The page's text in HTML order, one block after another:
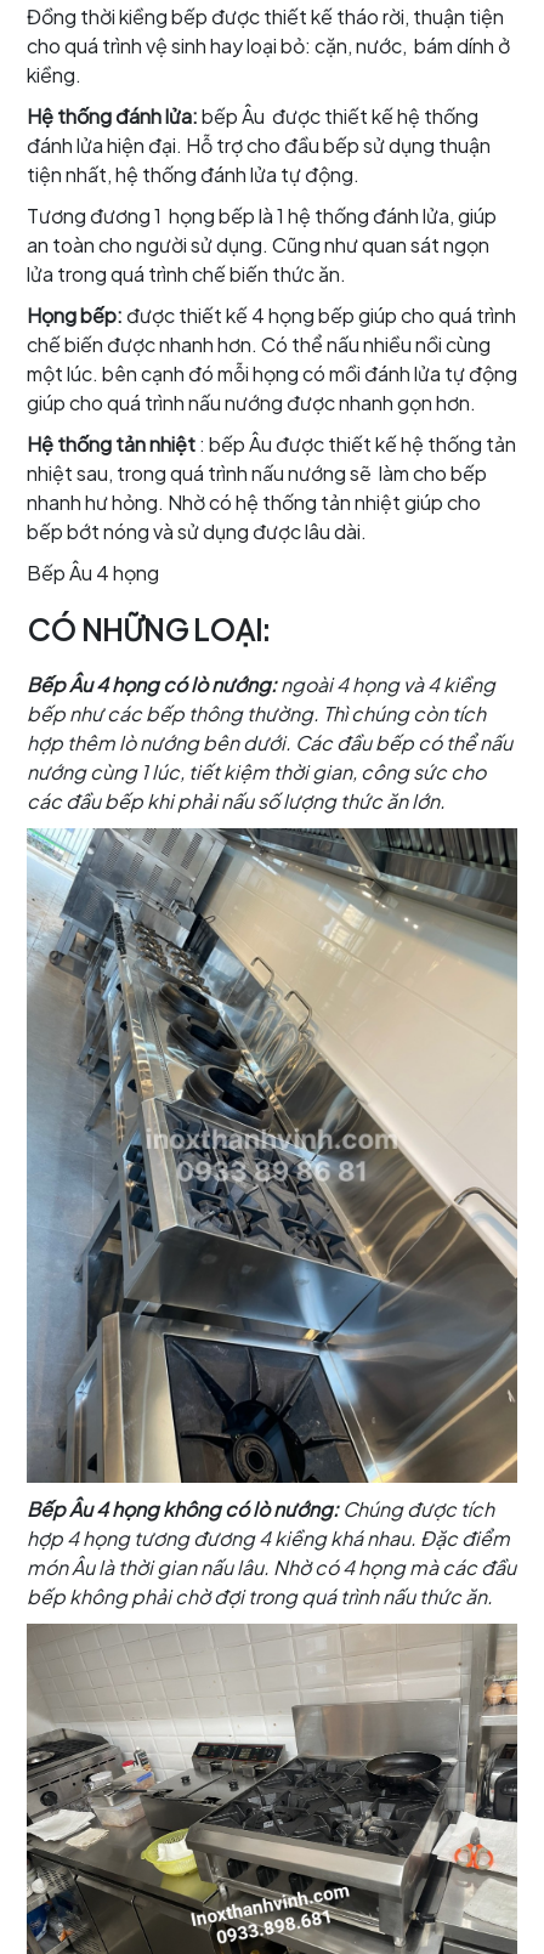
Đồng thời kiềng bếp được thiết kế tháo rời, thuận tiện
cho quá trình vệ sinh hay loại bỏ: cặn, nước, bám dính ở
kiềng.
Hệ thống đánh lửa:bếp Âu được thiết kế hệ thống
đánh lửa hiện đại. Hỗ trợ cho đầu bếp sử dụng thuận
tiện nhất, hệ thống đánh lửa tự động.
Tương đương 1 họng bếp là 1 hệ thống đánh lửa, giúp
an toàn cho người sử dụng. Cũng như quan sát ngọn
lửa trong quá trình chế biến thức ăn.
Họng bếp: được thiết kế 4 họng bếp giúp cho quá trình
chế biến được nhanh hơn. Có thể nấu nhiều nồi cùng
một lúc. bên cạnh đó mỗi họng có mồi đánh lửa tự động
giúp cho quá trình nấu nướng được nhanh gọn hơn.
Hệ thống tản nhiệt: bếp Âu được thiết kế hệ thống tản
nhiệt sau, trong quá trình nấu nướng sẽ làm cho bếp
nhanh hư hỏng. Nhờ có hệ thống tản nhiệt giúp cho
bếp bớt nóng và sử dụng được lâu dài.
Bếp Âu 4 họng
CÓ NHỮNG LOẠI:
Bếp Âu 4 họng có lò nướng:ngoài 4 họng và 4 kiềng
bếp như các bếp thông thường. Thì chúng còn tích
hợp thêm lò nướng bên dưới. Các đầu bếp có thể nấu
nướng cùng 1 lúc, tiết kiệm thời gian, công sức cho
các đầu bếp khi phải nấu số lượng thức ăn lớn.
Bếp Âu 4 họng không có lò nướng:Chúng được tích
hợp 4 họng tương đương 4 kiềng khá nhau. Đặc điểm
món Âu là thời gian nấu lâu. Nhờ có 4 họng mà các đầu
bếp không phải chờ đợi trong quá trình nấu thức ăn.